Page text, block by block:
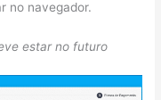
no navegador.
estar no futuro